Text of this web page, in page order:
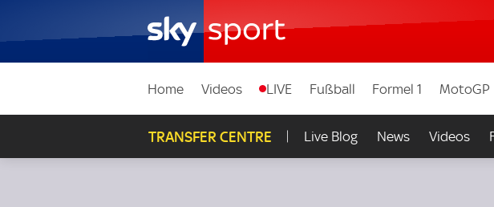
Home Videos LIVE Fußball Formel 1 MotoGP
TRANSFER CENTRE Live Blog News Videos